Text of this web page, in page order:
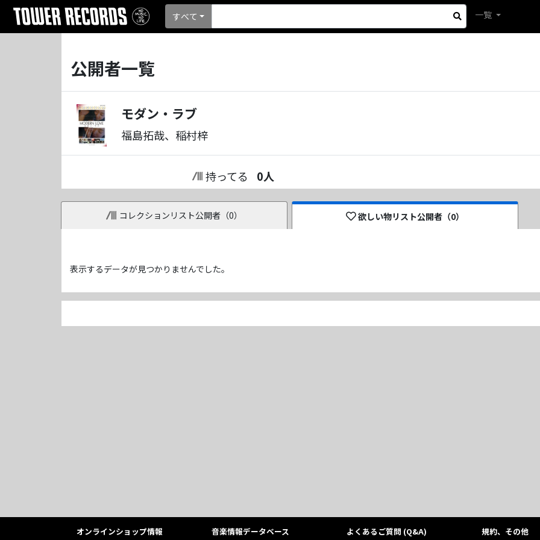
すべて 一覧
公開者一覧
モダン・ラブ
福島拓哉、稲村梓
持ってる 0人
コレクションリスト公開者（0） 欲しい物リスト公開者（0）
表示するデータが見つかりませんでした。
オンラインショップ情報 音楽情報データベース よくあるご質問 (Q&A) 規約、その他